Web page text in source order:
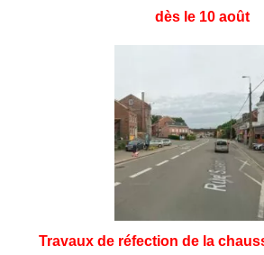
dès le 10 août
Travaux de réfection de la